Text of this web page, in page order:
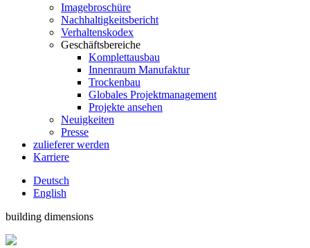
Imagebroschüre
Nachhaltigkeitsbericht
Verhaltenskodex
Geschäftsbereiche
Komplettausbau
Innenraum Manufaktur
Trockenbau
Globales Projektmanagement
Projekte ansehen
Neuigkeiten
Presse
zulieferer werden
Karriere
Deutsch
English
building dimensions